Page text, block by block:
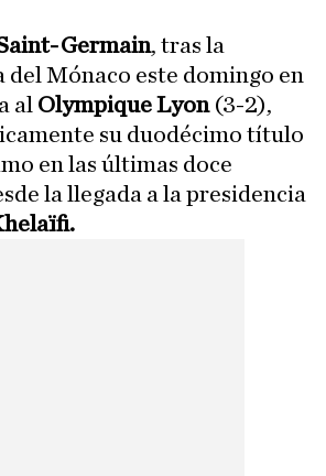
Germain, tras la
del Mónaco este domingo en
al Olympique Lyon(3-2),
su duodécimo título
en las últimas doce
la llegada a la presidencia